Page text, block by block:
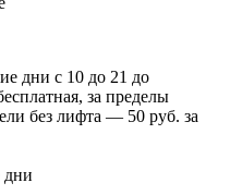
дни с 10 до 21 до
за пределы
без лифта — 50 руб. за